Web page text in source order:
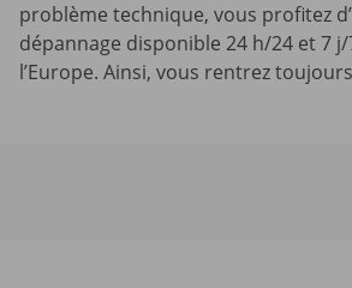
problème technique, vous profitez
dépannage disponible 24 h/24 et 7
l’Europe. Ainsi, vous rentrez